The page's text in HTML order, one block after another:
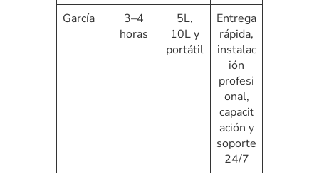
García
3–4
horas
5L,
10L y
portátil
Entrega
rápida,
instalac
ión
profesi
onal,
capacit
ación y
soporte
24/7